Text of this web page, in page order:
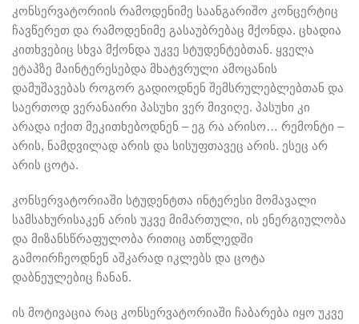
კონსერვატორიის რამოდენიმე საანგარიშო კონცერტიც
ჩავწერეთ და რამოდენიმე გასაუბრებაც მქონდა. ცხადია
კითხვებიც სხვა მქონდა უკვე სტუდენტებთან. ყველა
ეტაპზე მაინტერესებდა მხატვრული ამოცანის
დამუშავებას როგორ გადიოდნენ შემსრულებლებთან და
საერთოდ ვერანაირი პასუხი ვერ მივიღე. პასუხი კი
არადა იქით მეკითხებოდნენ – ეგ რა არისო… რემონტი –
არის, ნამდვილად არის და სისუფთავეც არის. ესეც არ
არის ცოტა.
კონსერვატორიაში სტუდენტთა ინტერესი მომავალი
სამსახურისაკენ არის უკვე მიმართული, ის ენერგიულობა
და მიზანსწრაფულობა რითიც ათწლედში
გამოირჩეოდნენ აშკარად იკლებს და ცოტა
დაბნეულებიც ჩანან.
ის მოტივაცია რაც კონსერვატორიაში ჩაბარება იყო უკვე